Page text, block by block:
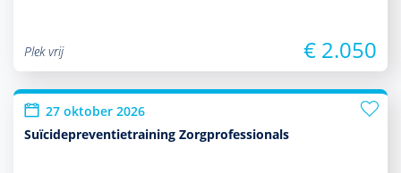
Plek vrij € 2.050
27 oktober 2026
Suïcidepreventietraining Zorgprofessionals